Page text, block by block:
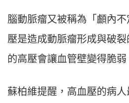
腦動脈瘤又被稱為「顱內
壓是造成動脈瘤形成與破
的高壓會讓血管壁變得脆弱
蘇柏維提醒，高血壓的病